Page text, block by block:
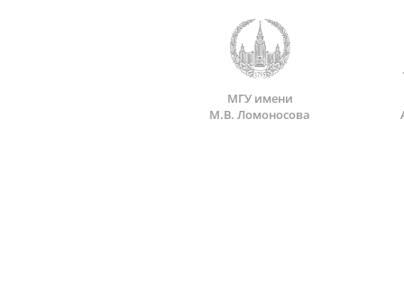
МГУ имени
М.В. Ломоносова